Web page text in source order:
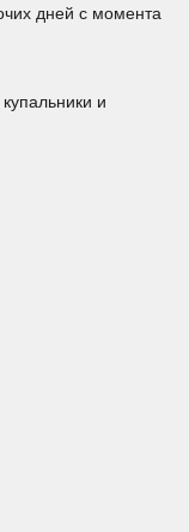
дней с момента
и